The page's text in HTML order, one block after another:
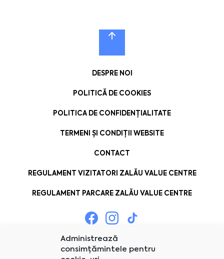
Administrează
consimțămintele pentru
DESPRE NOI
POLITICĂ DE COOKIES
POLITICA DE CONFIDENȚIALITATE
TERMENI ȘI CONDIȚII WEBSITE
CONTACT
REGULAMENT VIZITATORI ZALĂU VALUE CENTRE
REGULAMENT PARCARE ZALĂU VALUE CENTRE